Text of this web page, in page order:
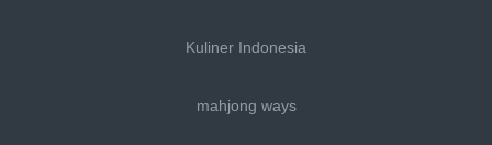
Kuliner Indonesia
mahjong ways